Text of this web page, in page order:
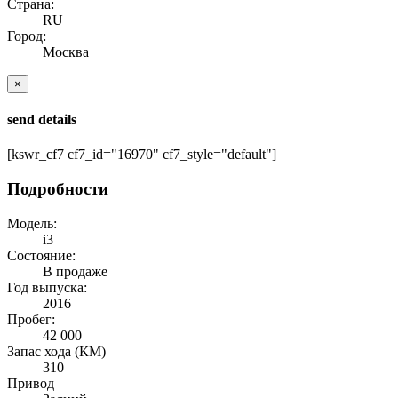
Страна:
RU
Город:
Москва
×
send details
[kswr_cf7 cf7_id="16970" cf7_style="default"]
Подробности
Модель:
i3
Состояние:
В продаже
Год выпуска:
2016
Пробег:
42 000
Запас хода (КМ)
310
Привод